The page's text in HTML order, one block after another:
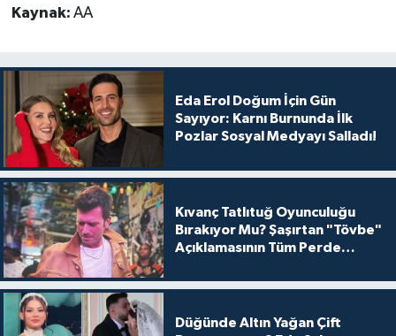
Kaynak: AA
Eda Erol Doğum İçin Gün
Sayıyor: Karnı Burnunda İlk
Pozlar Sosyal Medyayı Salladı!
Kıvanç Tatlıtuğ Oyunculuğu
Bırakıyor Mu? Şaşırtan "Tövbe"
Açıklamasının Tüm Perde
Düğünde Altın Yağan Çift